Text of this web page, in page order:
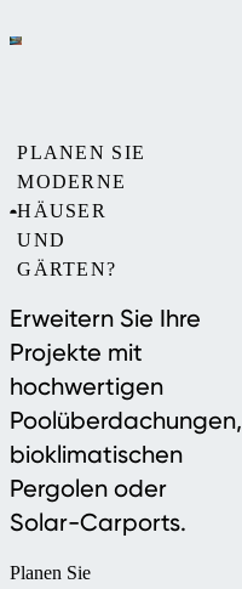
PLANEN SIE
MODERNE
HÄUSER
UND
GÄRTEN?
Erweitern Sie Ihre
Projekte mit
hochwertigen
Poolüberdachungen,
bioklimatischen
Pergolen oder
Solar-Carports.
Planen Sie